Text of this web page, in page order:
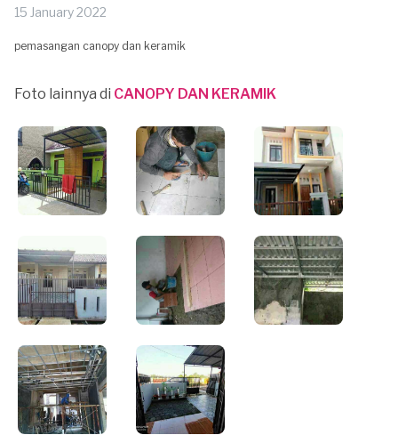
15 January 2022
pemasangan canopy dan keramik
Foto lainnya di CANOPY DAN KERAMIK